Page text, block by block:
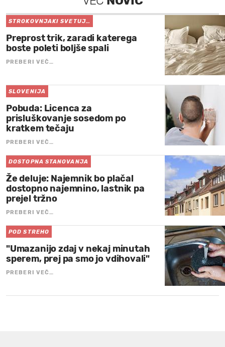
STROKOVNJAKI SVETUJ…
Preprost trik, zaradi katerega
boste poleti boljše spali
PREBERI VEČ…
SLOVENIJA
Pobuda: Licenca za
prisluškovanje sosedom po
kratkem tečaju
PREBERI VEČ…
DOSTOPNA STANOVANJA
Že deluje: Najemnik bo plačal
dostopno najemnino, lastnik pa
prejel tržno
PREBERI VEČ…
POD STREHO
"Umazanijo zdaj v nekaj minutah
sperem, prej pa smo jo vdihovali"
PREBERI VEČ…